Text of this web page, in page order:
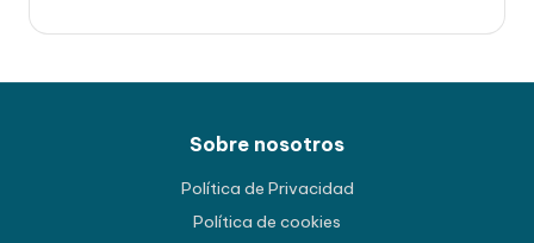
Sobre nosotros
Política de Privacidad
Política de cookies